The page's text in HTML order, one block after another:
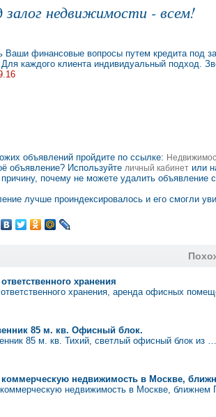
залог недвижимости - всем!
Ваши финансовые вопросы путем кредита под
Для каждого клиента индивидуальный подход.
объявлений пройдите по ссылке:
объявление? Используйте личный кабинет или
почему не можете удалить объявление
лучше проиндексировалось и его смогли
хранения
ответственного хранения, аренда офисных
85 м. кв. Офисный блок.
85 м. кв. Тихий, светлый офисный блок из …
недвижимость в Москве,
недвижимость в Москве,